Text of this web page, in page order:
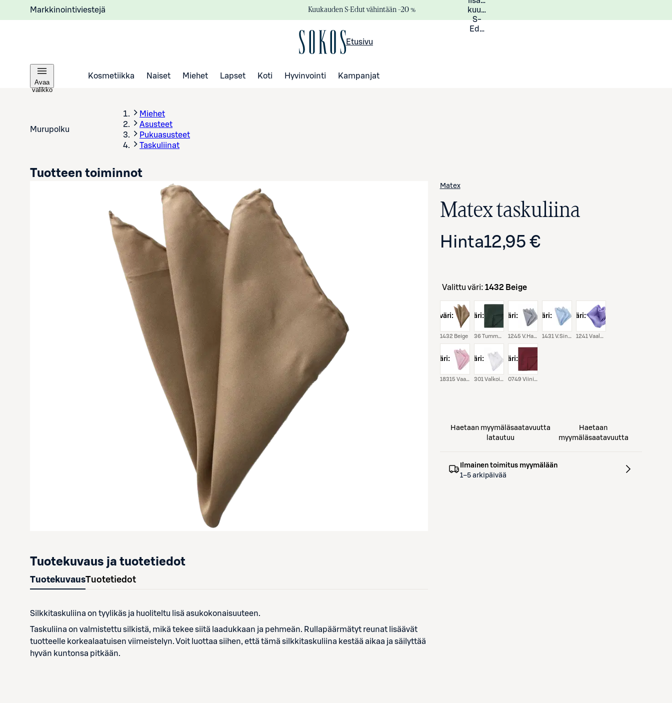
Markkinointiviestejä Kuukauden S-Edut vähintään –20 %
kuukauden
S-
Eduista
Etusivu
Avaa
valikko
Kosmetiikka Naiset Miehet Lapset Koti Hyvinvointi Kampanjat
Murupolku
Miehet
Asusteet
Pukuasusteet
Taskuliinat
Avaa tuotekuva suurennettuna
Matex
Matex taskuliina
Hinta12,95 €
Tuotteen toiminnot
Valittu väri: 1432 Beige
väri:
1432 Beige
väri:
36 Tummanvihreä
väri:
1245 V.harmaa
väri:
1431 V.sininen
väri:
1241 Vaalea Lila
väri:
18315 Vaaleanpun.
väri:
301 Valkoinen
väri:
0749 Viininpunainen
Haetaan myymäläsaatavuutta
latautuu
Haetaan
myymäläsaatavuutta
Ilmainen toimitus myymälään
1–5 arkipäivää
Tuotekuvaus ja tuotetiedot
TuotekuvausTuotetiedot
Silkkitaskuliina on tyylikäs ja huoliteltu lisä asukokonaisuuteen.
Taskuliina on valmistettu silkistä, mikä tekee siitä laadukkaan ja pehmeän. Rullapäärmätyt reunat lisäävät
tuotteelle korkealaatuisen viimeistelyn. Voit luottaa siihen, että tämä silkkitaskuliina kestää aikaa ja säilyttää
hyvän kuntonsa pitkään.